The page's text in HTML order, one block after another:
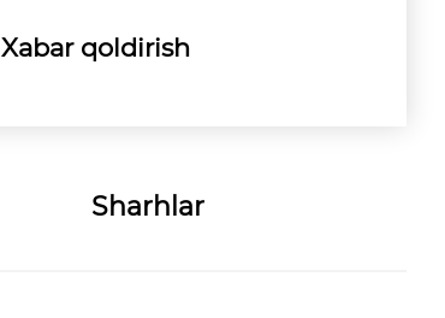
Xabar qoldirish
Sharhlar